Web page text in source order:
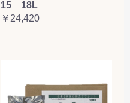
15 18L
￥24,420